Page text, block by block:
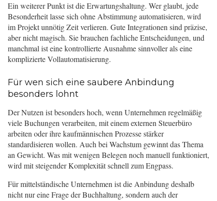
Ein weiterer Punkt ist die Erwartungshaltung. Wer glaubt, jede
Besonderheit lasse sich ohne Abstimmung automatisieren, wird
im Projekt unnötig Zeit verlieren. Gute Integrationen sind präzise,
aber nicht magisch. Sie brauchen fachliche Entscheidungen, und
manchmal ist eine kontrollierte Ausnahme sinnvoller als eine
komplizierte Vollautomatisierung.
Für wen sich eine saubere Anbindung
besonders lohnt
Der Nutzen ist besonders hoch, wenn Unternehmen regelmäßig
viele Buchungen verarbeiten, mit einem externen Steuerbüro
arbeiten oder ihre kaufmännischen Prozesse stärker
standardisieren wollen. Auch bei Wachstum gewinnt das Thema
an Gewicht. Was mit wenigen Belegen noch manuell funktioniert,
wird mit steigender Komplexität schnell zum Engpass.
Für mittelständische Unternehmen ist die Anbindung deshalb
nicht nur eine Frage der Buchhaltung, sondern auch der